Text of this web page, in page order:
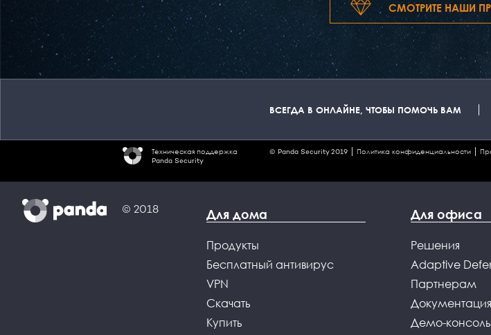
СМОТРИТЕ НАШИ
ВСЕГДА В ОНЛАЙНЕ, ЧТОБЫ ПОМОЧЬ ВАМ
Техническая поддержка
Panda Security
© Panda Security 2019 Политика конфиденциальности
© 2018 Для дома
Продукты
Бесплатный антивирус
VPN
Скачать
Купить
Для офиса
Решения
Adaptive
Партнерам
Документация
Демо-консоль